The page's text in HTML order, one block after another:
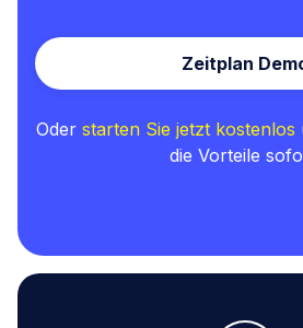
Zeitplan
Oder starten Sie jetzt kostenlos
die Vorteile